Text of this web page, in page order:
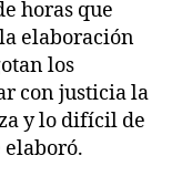
horas que
elaboración
los
con justicia la
y lo difícil de
elaboró.